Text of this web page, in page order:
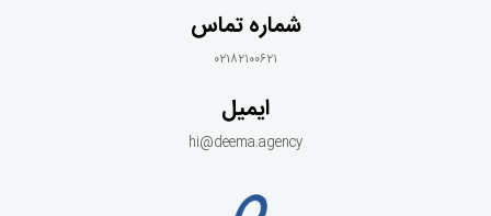
شماره تماس
۰۲۱۸۲۱۰۰۶۲۱
ایمیل
hi@deema.agency